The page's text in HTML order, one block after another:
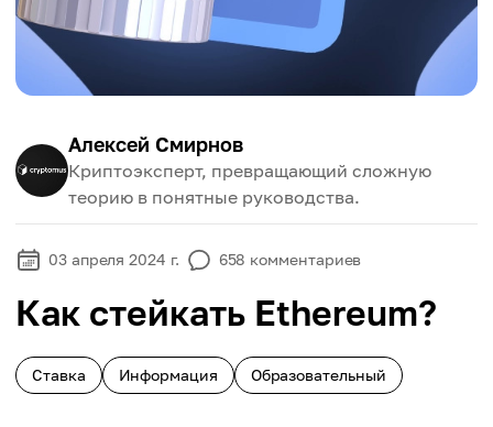
Алексей Смирнов
Криптоэксперт, превращающий сложную
теорию в понятные руководства.
03 апреля 2024 г. 658 комментариев
Как стейкать Ethereum?
Ставка Информация Образовательный